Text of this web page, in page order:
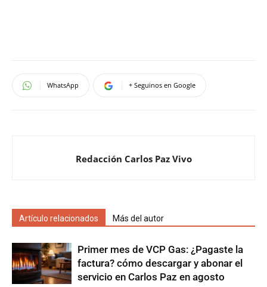
WhatsApp + Seguinos en Google
Redacción Carlos Paz Vivo
Artículo relacionados Más del autor
Primer mes de VCP Gas: ¿Pagaste la
factura? cómo descargar y abonar el
servicio en Carlos Paz en agosto